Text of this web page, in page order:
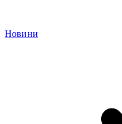
Новини